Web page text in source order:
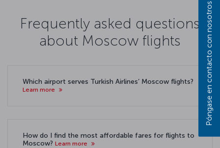
Frequently asked questions
about Moscow flights
Which airport serves Turkish Airlines’ Moscow flights?
Learn more
How do I find the most affordable fares for flights to
Moscow? Learn more
Póngase en contacto con nosotros